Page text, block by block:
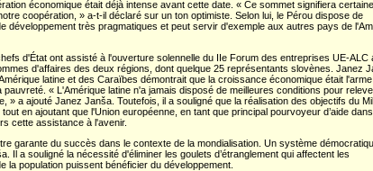
économique était déjà intense avant cette date. « Ce sommet signifiera
coopération, » a-t-il déclaré sur un ton optimiste. Selon lui, le Pérou dispose de
développement très pragmatiques et peut servir d'exemple aux autres pays de
d'État ont assisté à l'ouverture solennelle du IIe Forum des entreprises UE-ALC
d'affaires des deux régions, dont quelque 25 représentants slovènes. Janez
latine et des Caraïbes démontrait que la croissance économique était
« L'Amérique latine n'a jamais disposé de meilleures conditions pour
» a ajouté Janez Janša. Toutefois, il a souligné que la réalisation des objectifs du
en ajoutant que l'Union européenne, en tant que principal pourvoyeur d’aide
cette assistance à l'avenir.
garante du succès dans le contexte de la mondialisation. Un système
a souligné la nécessité d'éliminer les goulets d’étranglement qui affectent les
population puissent bénéficier du développement.